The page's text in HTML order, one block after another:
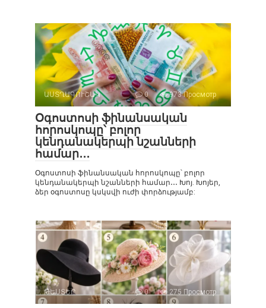
ԱՍՏՂԱԳՈՒՇԱԿ 0 973 Просмотр
Օգոստոսի ֆինանսական
հորոսկոպը՝ բոլոր
կենդանակերպի նշանների
համար․․․
Օգոստոսի ֆինանսական հորոսկոպը՝ բոլոր
կենդանակերպի նշանների համար․․․ Խոյ. Խոյեր,
ձեր օգոստոսը կսկսվի ուժի փորձությամբ:
ԹԵՍՏԵՐ 0 275 Просмотр